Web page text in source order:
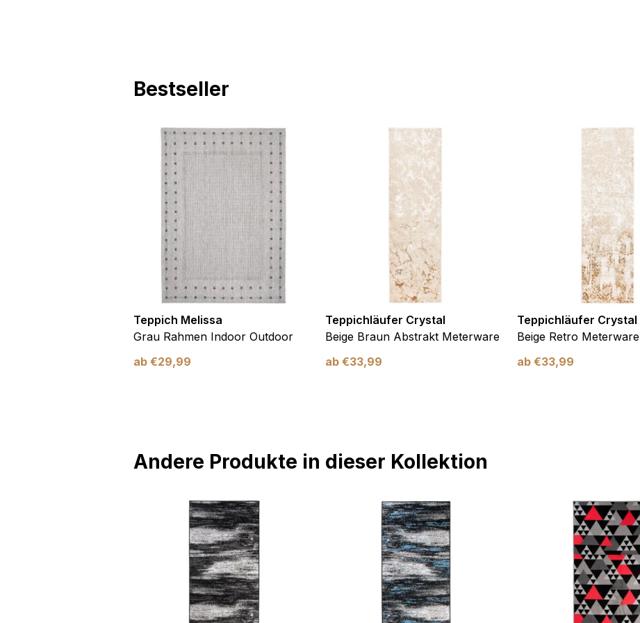
Bestseller
Teppich Melissa
Grau Rahmen Indoor Outdoor
ab €29,99
Teppichläufer Crystal
Beige Braun Abstrakt Meterware
ab €33,99
Teppichläufer Crystal
Beige Retro Meterware
ab €33,99
Andere Produkte in dieser Kollektion